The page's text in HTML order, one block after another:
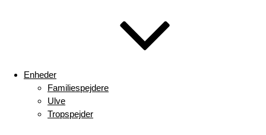
Enheder
Familiespejdere
Ulve
Tropspejder